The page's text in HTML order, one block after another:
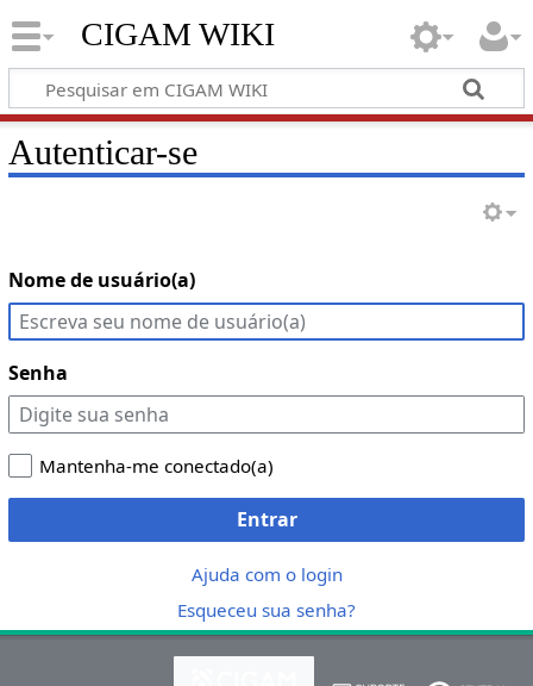
CIGAM WIKI
Autenticar-se
Nome de usuário(a)
Senha
Mantenha-me conectado(a)
Entrar
Ajuda com o login
Esqueceu sua senha?